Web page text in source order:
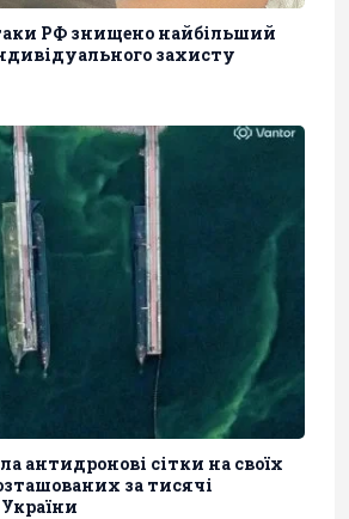
РФ знищено найбільший
захисту
антидронові сітки на своїх
за тисячі